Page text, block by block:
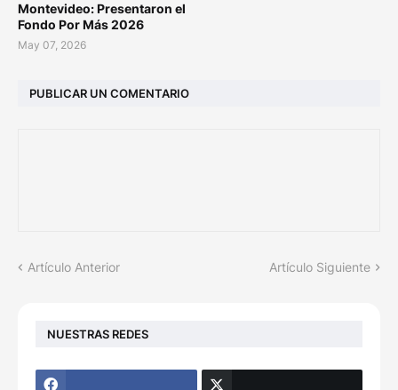
Montevideo: Presentaron el
Fondo Por Más 2026
May 07, 2026
PUBLICAR UN COMENTARIO
Artículo Anterior Artículo Siguiente
NUESTRAS REDES